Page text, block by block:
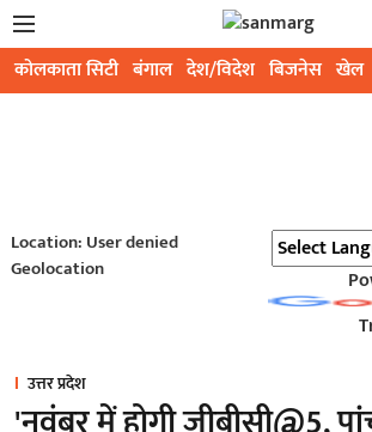
कोलकाता सिटी बंगाल देश/विदेश बिजनेस खेल
Location: User denied
Geolocation
उत्तर प्रदेश